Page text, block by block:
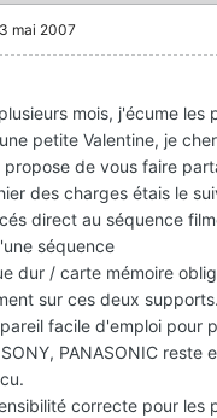
3 mai 2007
mois, j'écume les
petite Valentine, je
propose de vous faire
des charges étais le
direct au séquence
séquence
dur / carte mémoire
sur ces deux
facile d'emploi pour
SONY, PANASONIC
correcte pour les